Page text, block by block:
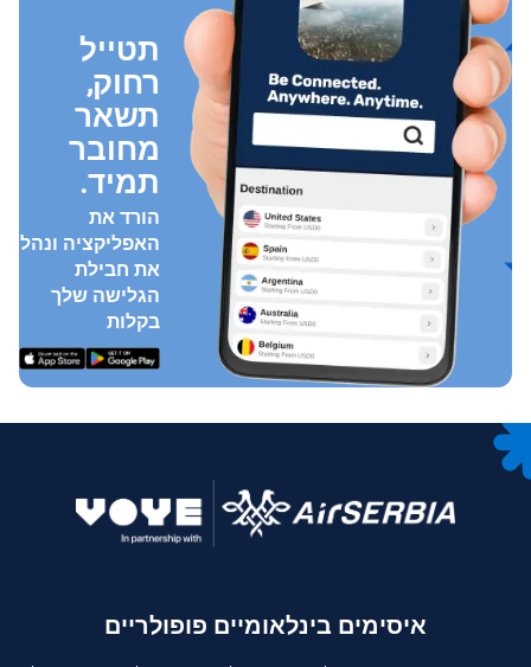
תטייל
רחוק,
תשאר
מחובר
תמיד.
הורד את
האפליקציה ונהל
את חבילת
הגלישה שלך
בקלות
איסימים בינלאומיים פופולריים